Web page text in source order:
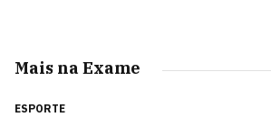
Mais na Exame
ESPORTE